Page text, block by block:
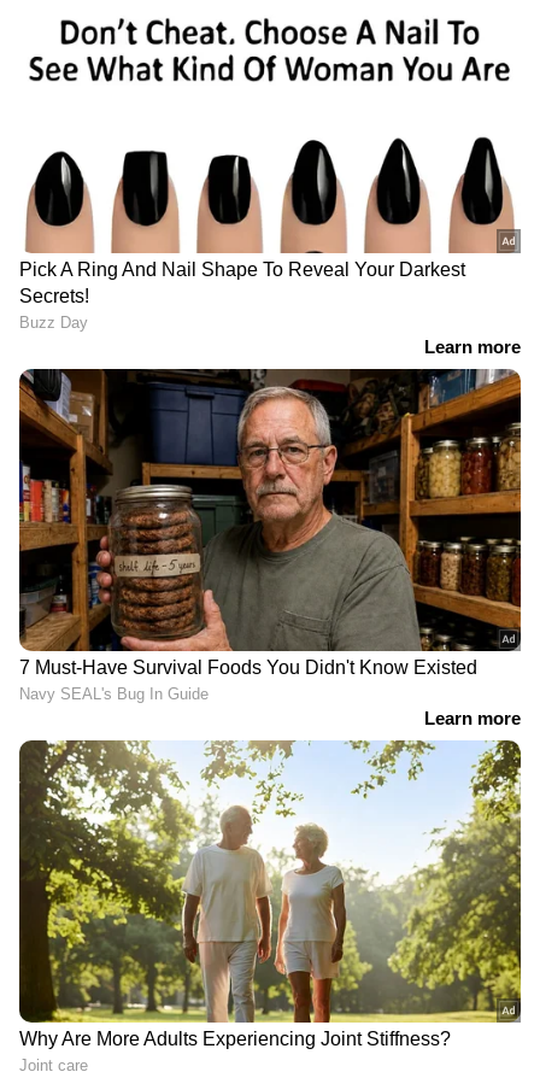
കെഎസ്‌യു നേതാവ്
നീങ്ങി താഴ്ചയിലേക്ക്
മറിഞ്ഞ് അപകടം;
ക്യാബിന് ഉള്ളില്‍
കുടുങ്ങിപ്പോയ
ഡ്രൈവര്‍ക്ക് ദാരുണാന്ത്യം
'ഏതെങ്കിലും നേതാവിന്‍റെ
പ്രീതിപിടിച്ചു നാലെഴുത്ത്
എഴുതിയാൽ താഴെ വീഴില്ല
കേരള മുഖ്യമന്ത്രി'; വി ഡി
സതീശനെ പിന്തുണച്ച്
കെഎസ്‍യു നേതാവ്
LATEST VIDEOS
വയോധികയുടെ കഴുത്തിൽ നിന്ന്
അഞ്ചര പവന്റെ സ്വർണ്ണം പൊട്ടിച്ച്
എടുത്തു; പ്രതി പിടിയിൽ
JPSC, JSSC പരീക്ഷകളിൽ
ആക്ഷേപം; ജാർഖണ്ഡിൽ
വിദ്യാർത്ഥി പ്രക്ഷോഭം